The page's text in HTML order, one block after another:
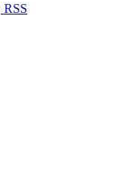
RSS